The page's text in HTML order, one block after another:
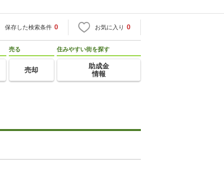
保存した検索条件 0 お気に入り 0
売る
売却
住みやすい街を探す
助成金
情報